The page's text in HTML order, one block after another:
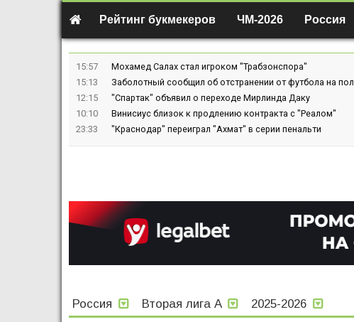
Рейтинг букмекеров ЧМ-2026 Россия
15:57
Мохамед Салах стал игроком "Трабзонспора"
15:13
Заболотный сообщил об отстранении от футбола на
12:15
"Спартак" объявил о переходе Мирлинда Даку
10:10
Винисиус близок к продлению контракта с "Реалом"
23:33
"Краснодар" переиграл "Ахмат" в серии пенальти
Россия Вторая лига А 2025-2026